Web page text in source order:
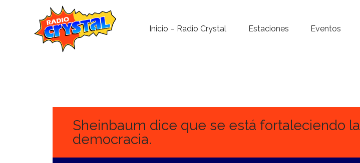
Inicio – Radio Crystal Estaciones Eventos
Noticias
Sheinbaum dice que se está fortaleciendo la
democracia.